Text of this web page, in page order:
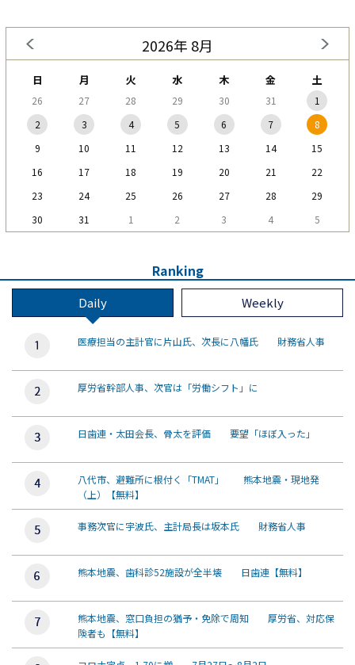
2026年 8月
日 月 火 水 木 金 土
26 27 28 29 30 31
1
2
3 4 5 6 7
8
9
10 11 12 13 14
15
16
17 18 19 20 21
22
23
24 25 26 27 28
29
30
31 1 2 3 4 5
Ranking
Daily Weekly
医療担当の主計官に片山氏、次長に八幡氏 財務省人事
厚労省幹部人事、次官は「労働シフト」に
日歯連・太田会長、骨太を評価 要望「ほぼ入った」
八代市、避難所に根付く「TMAT」 熊本地震・現地発
（上）【無料】
事務次官に宇波氏、主計局長は坂本氏 財務省人事
熊本地震、歯科診52施設が全半壊 日歯連【無料】
熊本地震、窓口負担の猶予・免除で周知 厚労省、対応保
険者も【無料】